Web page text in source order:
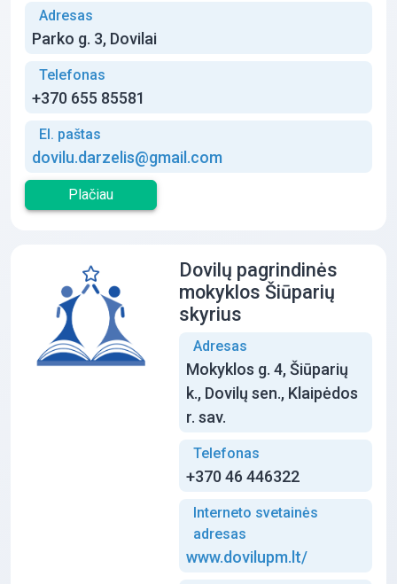
Adresas
Parko g. 3, Dovilai
Telefonas
+370 655 85581
El. paštas
dovilu.darzelis@gmail.com
Plačiau
Dovilų pagrindinės
mokyklos Šiūparių
skyrius
Adresas
Mokyklos g. 4, Šiūparių
k., Dovilų sen., Klaipėdos
r. sav.
Telefonas
+370 46 446322
Interneto svetainės
adresas
www.dovilupm.lt/